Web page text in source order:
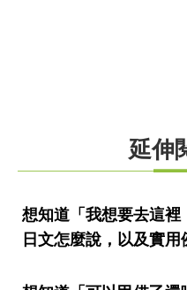
延伸
想知道「我想要去這
日文怎麼說，以及實用